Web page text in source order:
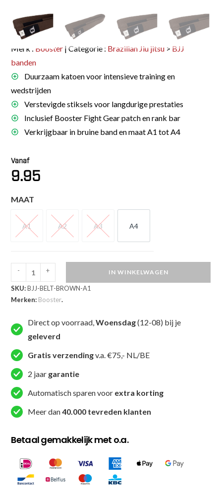
Merk : Booster | Categorie : Brazilian Jiu jitsu > BJJ
banden
Duurzaam katoen voor intensieve training en
wedstrijden
Verstevigde stiksels voor langdurige prestaties
Inclusief Booster Fight Gear patch en rank bar
Verkrijgbaar in bruine band en maat A1 tot A4
Vanaf
9.95
MAAT
A1
A1
A2
A2
A3
A3
A4
A4
Booster
BJJ
Band
(BJJ
BROWN)
- + IN WINKELWAGEN
SKU:BJJ-BELT-BROWN-A1
Merken: Booster.
Direct op voorraad,Woensdag(12-08) bij je
geleverd
Gratis verzendingv.a. €75,- NL/BE
2 jaar garantie
Automatisch sparen voor extra korting
Meer dan40.000 tevreden klanten
Betaal gemakkelijk met o.a.